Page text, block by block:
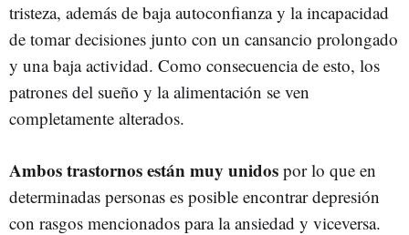
tristeza, además de baja autoconfianza y la incapacidad
de tomar decisiones junto con un cansancio prolongado
y una baja actividad. Como consecuencia de esto, los
patrones del sueño y la alimentación se ven
completamente alterados.
Ambos trastornos están muy unidos por lo que en
determinadas personas es posible encontrar depresión
con rasgos mencionados para la ansiedad y viceversa.